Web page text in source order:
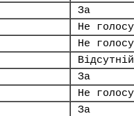
За
Не
Не
Відсутній
За
Не
За